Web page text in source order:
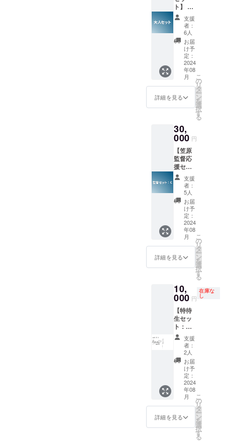
を掲載
させて
頂きま
す。
る内容
や公序
良俗に
反する
場合は
掲載を
お断り
させて
頂く場
合がご
ざいま
す。 そ
の場合
CAMPF
使用の
ユー
ザーID
を掲載
させて
頂きま
す。
時、必
ず備考
欄にエ
ンド
ロール
へ掲載
を希望
される
(文字の
み、
ニック
ネーム
等も可)
をご記
さい。
掲載す
るお名
前や企
業名は
審査の
上、第
３者を
特定す
る内容
や公序
良俗に
反する
場合は
掲載を
お断り
させて
頂く場
合がご
す。 そ
の場合
CAMPF
IREでご
使用の
ユー
ザーID
を掲載
させて
頂きま
す。
Thanks
) ＊撮影
時の出
演者に
お菓子
を用意
させて
頂きま
す。 ＊
差し入
れ出演
のお礼
動画
3分程
度）を
メール
にURL
を記載
しお送
りさせ
ていた
だきま
す。 ＊
映画の
本編+メ
イキン
グが収
録され
たDVD
をお送
り致し
ます。
時、必
ず備考
欄にエ
ンド
ロール
へ掲載
を希望
される
(文字の
み、
ニック
ネーム
等も可)
をご記
入くだ
さい。
掲載す
るお名
前や企
差し入れ出演者
からのお礼動画
（約2〜3分程
度）をメールに
URLを記載しお
送りさせていた
だきます。 ＊映
画の本編+メイキ
ングが収録され
たDVDをお送り
援時、必ず備考
欄にエンドロー
み、ニックネー
ム等も可)をご記
入ください。 掲
載するお名前や
企業名は審査の
上、第３者を特
定する内容や公
序良俗に反する
場合は掲載をお
断りさせて頂く
場合がございま
す。 その場合
CAMPFIREでご
使用のユーザー
ト】 ・
出演者
の中か
ら5名に
一輪花
の提供
・出演
者5名に
ロケ弁
差し入
れ ・差
し入れ
出演者
画（約
2〜3分
程度）
・本編
＋メイ
キング
（Blu-
ray）
・エン
ドロー
ルクレ
ジット
掲載
(Specia
Thanks
) ＊クラ
出演者
の中か
一輪花
をス
タッフ
からの
お渡し
させて
頂きま
す。 ＊
撮影時
のロケ
弁を出
演者に
用意さ
せて頂
支援
者：
6人
お届
け予
定：
2024
年08
月
詳細を見る
こ
の
リ
タ
ー
ン
を
選
択
す
る
30,
000 円
【笠原
監督応
援セッ
ト
（C）：
お花＆
ロケ
弁】 ・
監督に
一輪花
の提供
・監督
にロケ
弁差し
入れ ・
礼動画
（約2〜
3分程
度） ・
監督の
サイン
付き・
本編＋
メイキ
ング
（Blu-
ray）
・エン
ドロー
ルクレ
ジット
掲載
支援
者：
5人
お届
け予
定：
2024
年08
月
詳細を見る
こ
の
リ
タ
ー
ン
を
選
択
す
る
10,
000 円
在庫な
し
【特待
生セッ
ト：西
玲名サ
イン入
り限定
台本】
・出演
者限定
サイン
入り台
本 ・エ
ンド
ロール
クレ
支援
者：
2人
お届
け予
定：
2024
年08
月
詳細を見る
こ
の
リ
タ
ー
ン
を
選
択
す
る